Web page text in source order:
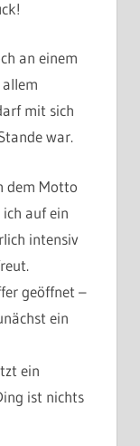
an einem
mit sich
war.
dem Motto
auf ein
intensiv
geöffnet –
ein
ein
ist nichts